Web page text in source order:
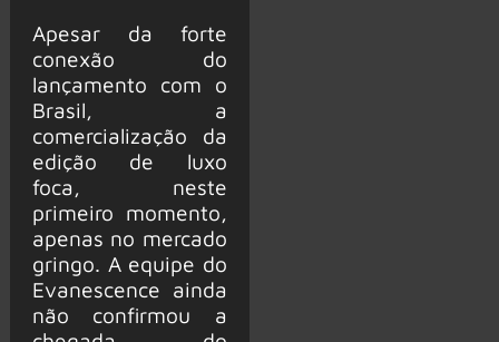
Apesar da forte
conexão do
lançamento com o
Brasil, a
comercialização da
edição de luxo
foca, neste
primeiro momento,
apenas no mercado
gringo. A equipe do
Evanescence ainda
não confirmou a